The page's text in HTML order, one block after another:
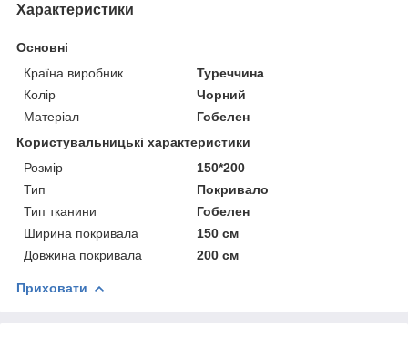
Характеристики
Основні
Країна виробник
Туреччина
Колір
Чорний
Матеріал
Гобелен
Користувальницькі характеристики
Розмір
150*200
Тип
Покривало
Тип тканини
Гобелен
Ширина покривала
150 см
Довжина покривала
200 см
Приховати